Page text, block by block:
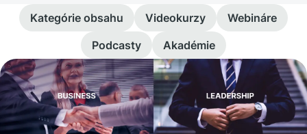
Kategórie obsahu Videokurzy
Webináre
Podcasty
Akadémie